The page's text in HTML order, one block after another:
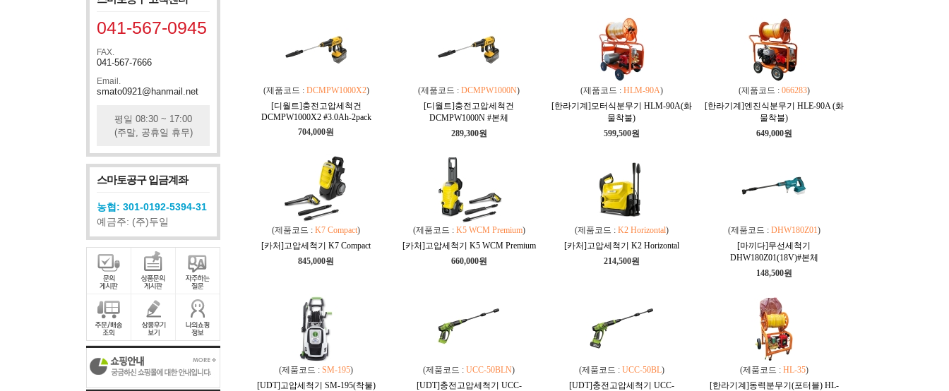
041-567-0945
FAX.
041-567-7666
Email.
smato0921@hanmail.net
평일 08:30 ~ 17:00
(주말, 공휴일 휴무)
스마토공구 입금계좌
농협: 301-0192-5394-31
예금주: (주)두일
(제품코드 : DCMPW1000X2)
[디월트]충전고압세척건
DCMPW1000X2 #3.0Ah-2pack
704,000원
(제품코드 : DCMPW1000N)
[디월트]충전고압세척건
DCMPW1000N #본체
289,300원
(제품코드 : HLM-90A)
[한라기계]모터식분무기 HLM-90A(화
물착불)
599,500원
(제품코드 : 066283)
[한라기계]엔진식분무기 HLE-90A (화
물착불)
649,000원
(제품코드 : K7 Compact)
[카처]고압세척기 K7 Compact
845,000원
(제품코드 : K5 WCM Premium)
[카처]고압세척기 K5 WCM Premium
660,000원
(제품코드 : K2 Horizontal)
[카처]고압세척기 K2 Horizontal
214,500원
(제품코드 : DHW180Z01)
[마끼다]무선세척기
DHW180Z01(18V)#본체
148,500원
(제품코드 : SM-195)
[UDT]고압세척기 SM-195(착불)
(제품코드 : UCC-50BLN)
[UDT]충전고압세척기 UCC-
(제품코드 : UCC-50BL)
[UDT]충전고압세척기 UCC-
(제품코드 : HL-35)
[한라기계]동력분무기(포터블) HL-